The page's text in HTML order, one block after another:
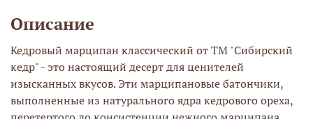
Описание
Кедровый марципан классический от ТМ "Сибирский
кедр" - это настоящий десерт для ценителей
изысканных вкусов. Эти марципановые батончики,
выполненные из натурального ядра кедрового ореха,